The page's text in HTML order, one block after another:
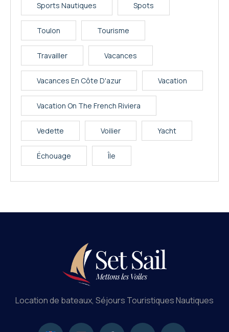
Sports Nautiques Spots
Toulon Tourisme
Travailler Vacances
Vacances En Côte D'azur Vacation
Vacation On The French Riviera
Vedette Voilier Yacht
Échouage Île
Location de bateaux, Séjours Touristiques Nautiques